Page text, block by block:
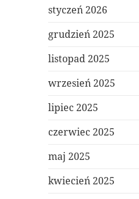
styczeń 2026
grudzień 2025
listopad 2025
wrzesień 2025
lipiec 2025
czerwiec 2025
maj 2025
kwiecień 2025